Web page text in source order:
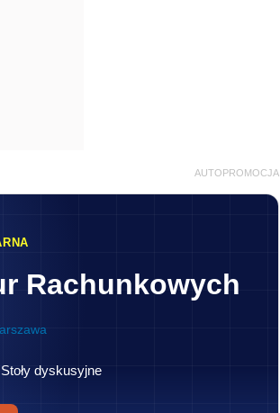
AUTOPROMOCJA
Rachunkowych
dyskusyjne